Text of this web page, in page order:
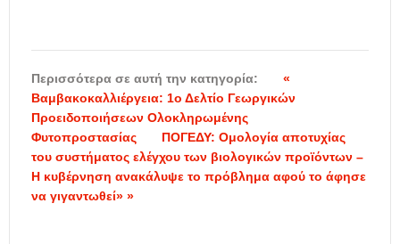
Περισσότερα σε αυτή την κατηγορία:
«
Βαμβακοκαλλιέργεια: 1ο Δελτίο Γεωργικών
Προειδοποιήσεων Ολοκληρωμένης
Φυτοπροστασίας
ΠΟΓΕΔΥ: Ομολογία αποτυχίας
του συστήματος ελέγχου των βιολογικών προϊόντων –
Η κυβέρνηση ανακάλυψε το πρόβλημα αφού το άφησε
να γιγαντωθεί» »